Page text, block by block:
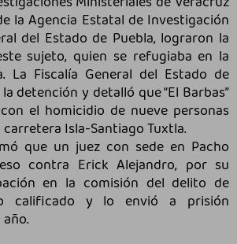
la Agencia Estatal de Investigación
del Estado de Puebla, lograron la
sujeto, quien se refugiaba en la
La Fiscalía General del Estado de
detención y detalló que “El Barbas”
el homicidio de nueve personas
Isla-Santiago Tuxtla.
que un juez con sede en Pacho
contra Erick Alejandro, por su
en la comisión del delito de
calificado y lo envió a prisión